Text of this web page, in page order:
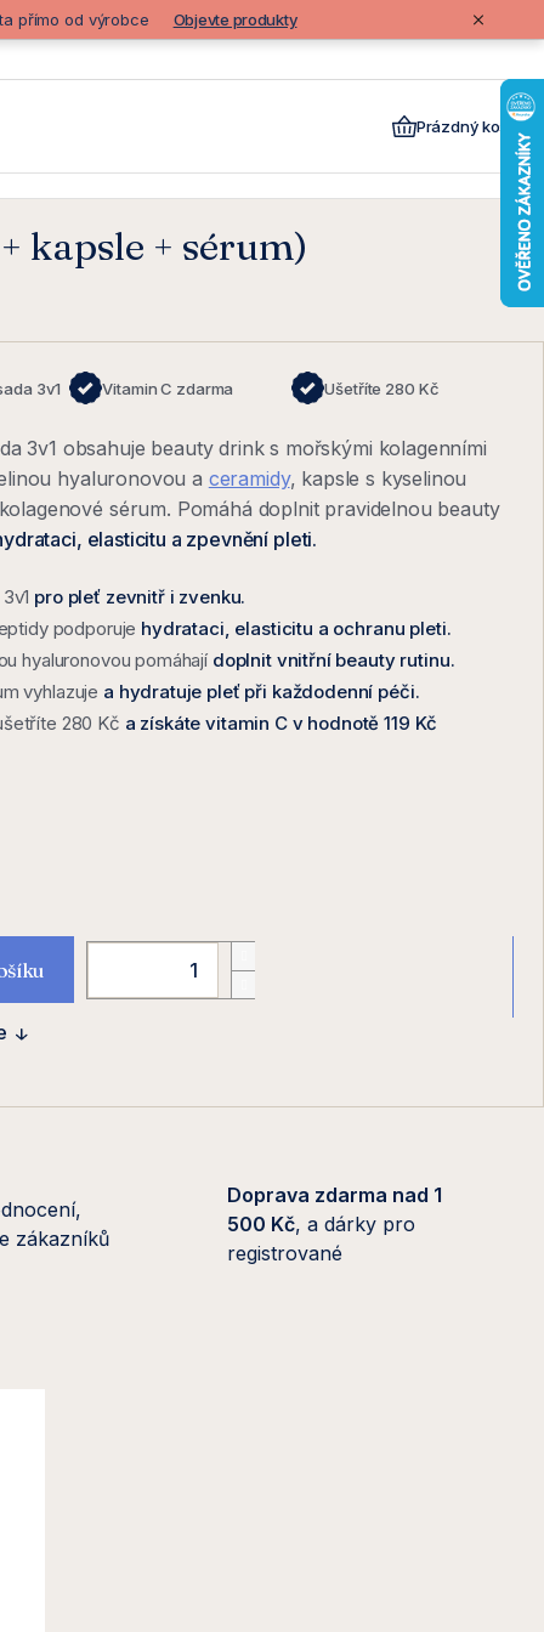
přímo od výrobce Objevte produkty
Prázdný košík
kapsle + sérum)
3v1 Vitamin C zdarma Ušetříte 280 Kč
3v1 obsahuje beauty drink s mořskými kolagenními
hyaluronovou a ceramidy, kapsle s kyselinou
sérum. Pomáhá doplnit pravidelnou beauty
elasticitu a zpevnění pleti.
pro pleť zevnitř i zvenku.
podporuje hydrataci, elasticitu a ochranu pleti.
hyaluronovou pomáhají doplnit vnitřní beauty rutinu.
vyhlazuje a hydratuje pleť při každodenní péči.
280 Kč a získáte vitamin C v hodnotě 119 Kč
zákazníků
Doprava zdarma nad 1
500 Kč, a dárky pro
registrované